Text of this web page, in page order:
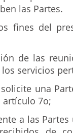
las Partes.
fines del
de las
servicios
una
7o;
a las